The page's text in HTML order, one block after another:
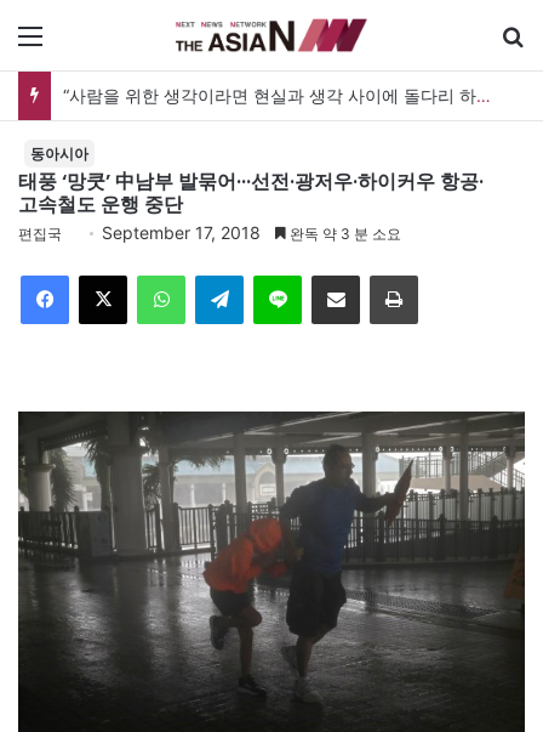
“사람을 위한 생각이라면 현실과 생각 사이에 돌다리 하나는 놓아야 하지 않을까”
동아시아
태풍 ‘망쿳’ 中남부 발묶어···선전·광저우·하이커우 항공·
고속철도 운행 중단
편집국 September 17, 2018 완독 약 3 분 소요
Telegram 이메일